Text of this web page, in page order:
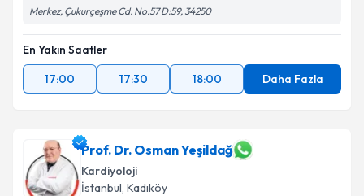
Merkez, Çukurçeşme Cd. No:57 D:59, 34250
En Yakın Saatler
17:00
17:30 18:00 Daha Fazla
Prof. Dr. Osman Yeşildağ
Kardiyoloji
İstanbul, Kadıköy